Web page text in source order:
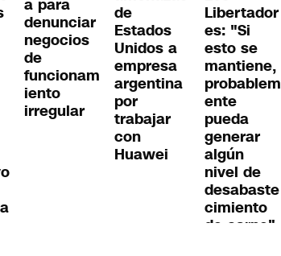
de
funcionam
iento
irregular
empresa
argentina
por
trabajar
con
Huawei
mantiene,
probablem
ente
pueda
generar
algún
nivel de
desabaste
cimiento
de carne"